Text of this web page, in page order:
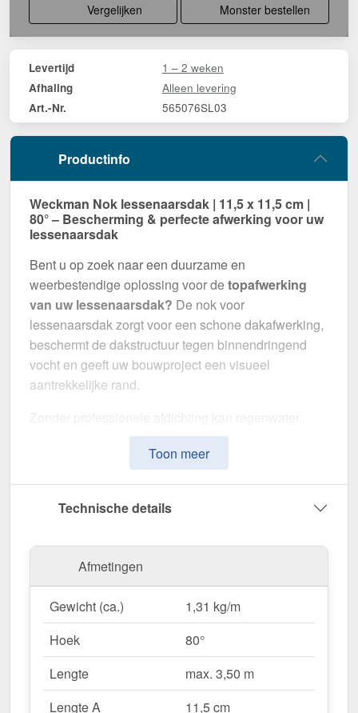
Vergelijken Monster bestellen
Levertijd 1 – 2 weken
Afhaling Alleen levering
Art.-Nr. 565076SL03
Productinfo
Weckman Nok lessenaarsdak | 11,5 x 11,5 cm |
80° – Bescherming & perfecte afwerking voor uw
lessenaarsdak
Bent u op zoek naar een duurzame en
weerbestendige oplossing voor detopafwerking
van uw lessenaarsdak? De nok voor
lessenaarsdak zorgt voor een schone dakafwerking,
beschermt de dakstructuur tegen binnendringend
vocht en geeft uw bouwproject een visueel
aantrekkelijke rand.
ongecontroleerd binnendringen, met langdurige
schade aan de dakstructuur en gevel tot gevolg. Dit
stabiliseren. Het maakt indruk met zijn eenvoudige
Gemaakt vanStaalmet een
mm, biedt dit zetwerk een hoge stabiliteit. Delengte
van max. 3,50 m
kunt u deze gemakkelijk aan uw
coatingin Antracietgrijs (RAL 7016)
materiaal permanent beschermd tegen corrosie.
Toon meer
Technische details
Afmetingen
Gewicht (ca.)
1,31 kg/m
Hoek
80°
Lengte
max. 3,50 m
Lengte A
11,5 cm